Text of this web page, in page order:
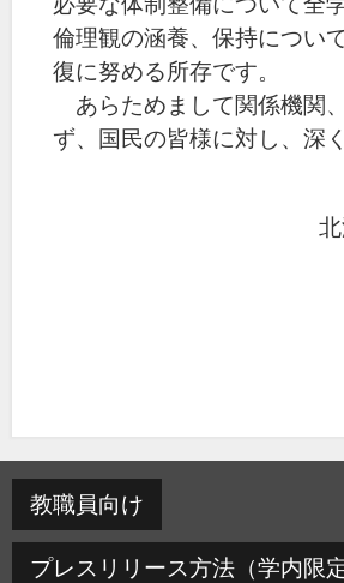
倫理観の涵養、保持につい
復に努める所存です。
あらためまして関係機関
ず、国民の皆様に対し、深
教職員向け
プレスリリース方法（学内限定